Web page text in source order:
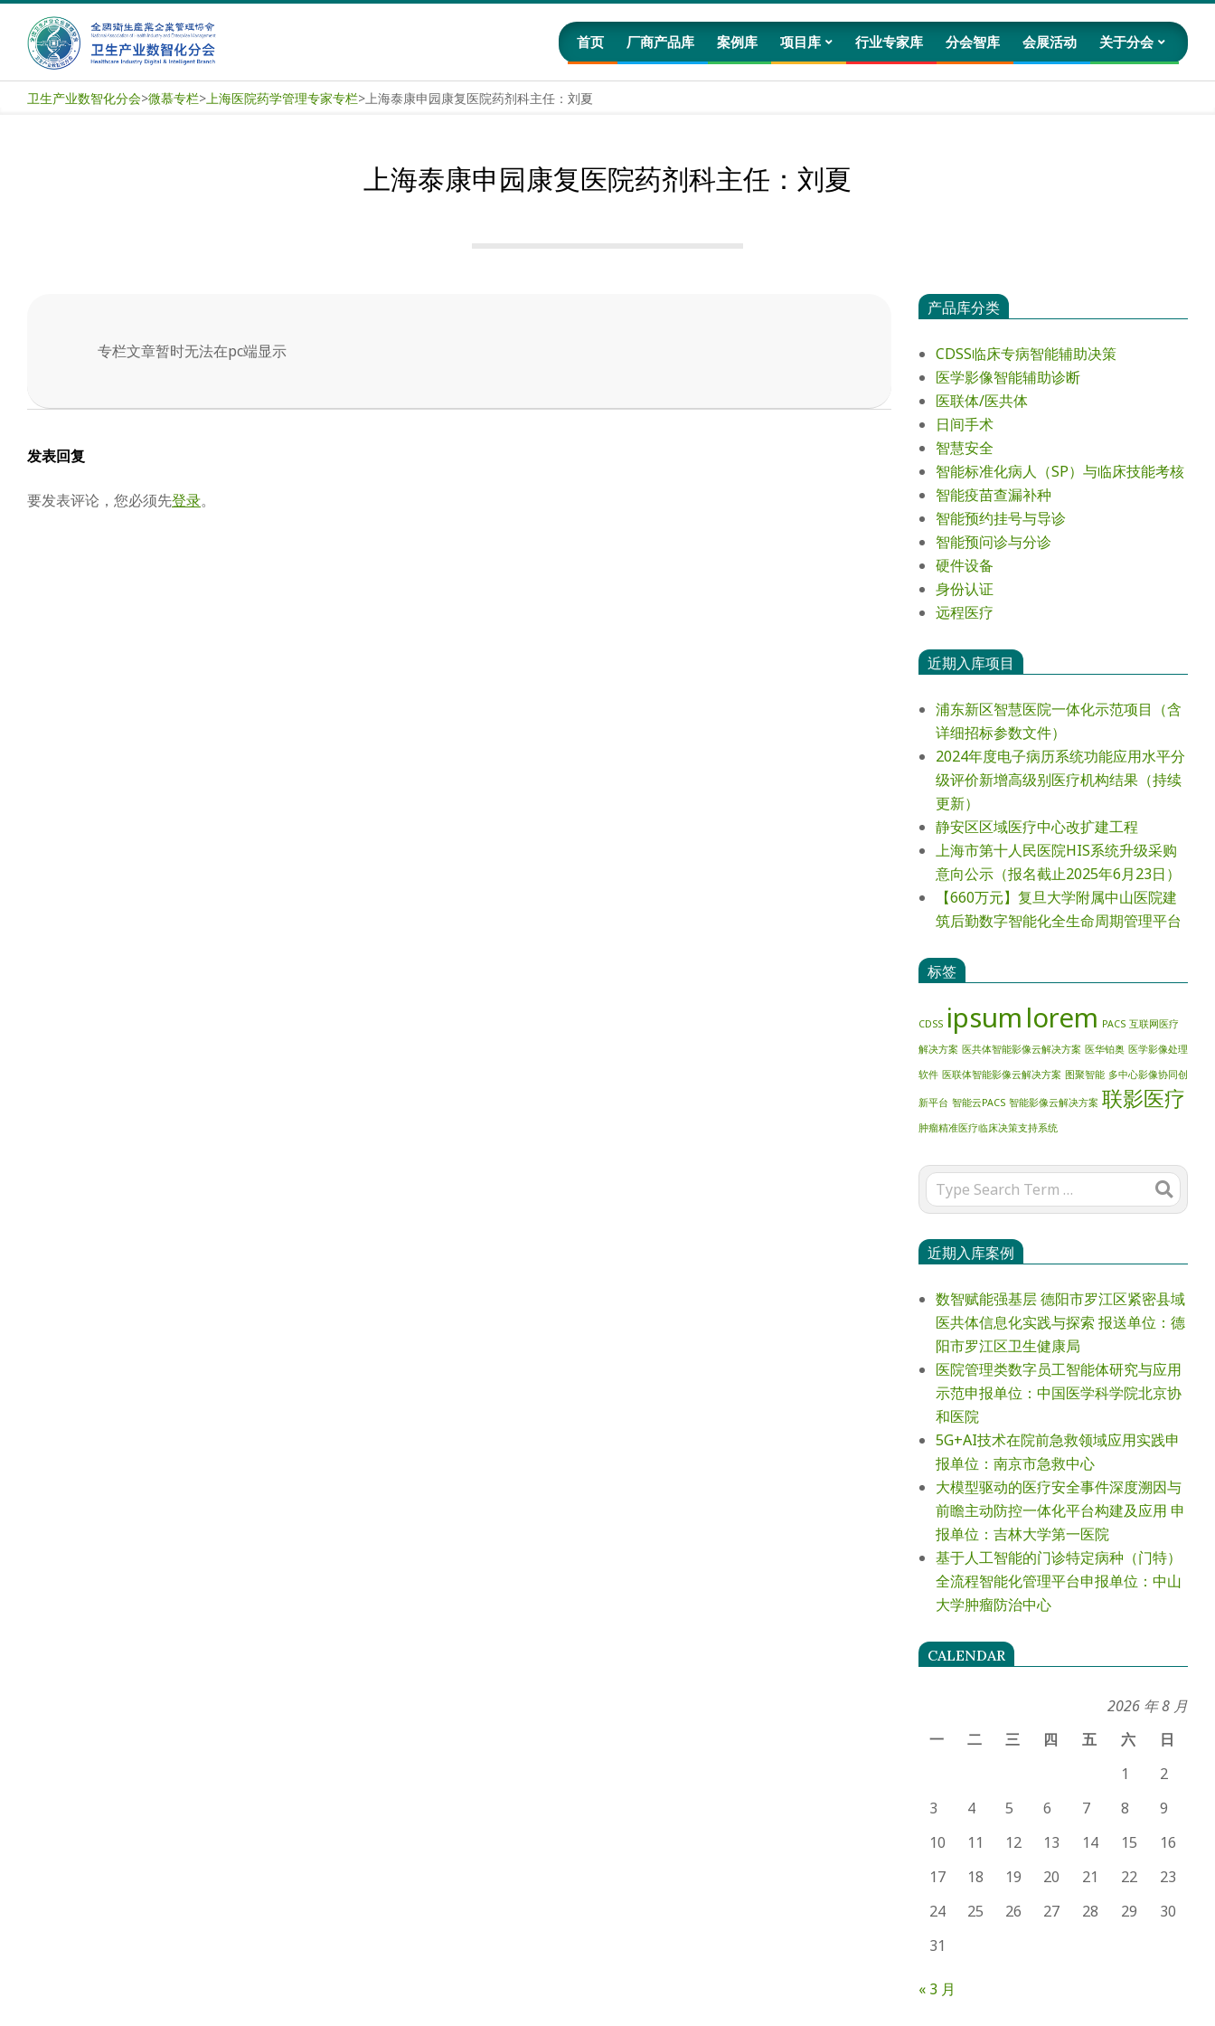
content卫
分
会
首页 厂商产品库 案例库 项目库 行业专家库 分会智库 会展活动 关于分会
卫生产业数智化分会>微慕专栏>上海医院药学管理专家专栏>上海泰康申园康复医院药剂科主任：刘夏
上海泰康申园康复医院药剂科主任：刘夏
专栏文章暂时无法在pc端显示
04-
发表回复
要发表评论，您必须先登录。
产品库分类
CDSS临床专病智能辅助决策
医学影像智能辅助诊断
医联体/医共体
日间手术
智慧安全
智能标准化病人（SP）与临床技能考核
智能疫苗查漏补种
智能预约挂号与导诊
智能预问诊与分诊
硬件设备
身份认证
远程医疗
近期入库项目
浦东新区智慧医院一体化示范项目（含
详细招标参数文件）
2024年度电⼦病历系统功能应⽤⽔平分
级评价新增⾼级别医疗机构结果（持续
更新）
静安区区域医疗中心改扩建工程
上海市第十人民医院HIS系统升级采购
意向公示（报名截止2025年6月23日）
【660万元】复旦大学附属中山医院建
筑后勤数字智能化全生命周期管理平台
标签
CDSS ipsum lorem PACS 互联网医疗
解决方案 医共体智能影像云解决方案 医华铂奥 医学影像处理
软件 医联体智能影像云解决方案 图聚智能 多中心影像协同创
新平台 智能云PACS 智能影像云解决方案 联影医疗
肿瘤精准医疗临床决策支持系统
Search
近期入库案例
数智赋能强基层 德阳市罗江区紧密县域
医共体信息化实践与探索 报送单位：德
阳市罗江区卫生健康局
医院管理类数字员工智能体研究与应用
示范申报单位：中国医学科学院北京协
和医院
5G+AI技术在院前急救领域应用实践申
报单位：南京市急救中心
大模型驱动的医疗安全事件深度溯因与
前瞻主动防控一体化平台构建及应用 申
报单位：吉林大学第一医院
基于人工智能的门诊特定病种（门特）
全流程智能化管理平台申报单位：中山
大学肿瘤防治中心
CALENDAR
2026 年 8 月
一
二 三 四 五 六
日
1
2
3
4 5 6 7 8
9
10
11 12 13 14 15
16
17
18 19 20 21 22
23
24
25 26 27 28 29
30
31
« 3 月